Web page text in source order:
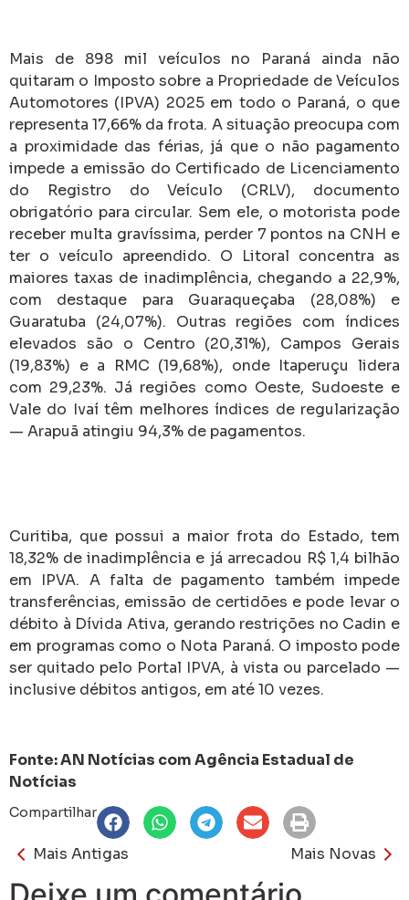
Mais de 898 mil veículos no Paraná ainda não
quitaram o Imposto sobre a Propriedade de Veículos
Automotores (IPVA) 2025 em todo o Paraná, o que
representa 17,66% da frota. A situação preocupa com
a proximidade das férias, já que o não pagamento
impede a emissão do Certificado de Licenciamento
do Registro do Veículo (CRLV), documento
obrigatório para circular. Sem ele, o motorista pode
receber multa gravíssima, perder 7 pontos na CNH e
ter o veículo apreendido. O Litoral concentra as
maiores taxas de inadimplência, chegando a 22,9%,
com destaque para Guaraqueçaba (28,08%) e
Guaratuba (24,07%). Outras regiões com índices
elevados são o Centro (20,31%), Campos Gerais
(19,83%) e a RMC (19,68%), onde Itaperuçu lidera
com 29,23%. Já regiões como Oeste, Sudoeste e
Vale do Ivaí têm melhores índices de regularização
— Arapuã atingiu 94,3% de pagamentos.
Curitiba, que possui a maior frota do Estado, tem
18,32% de inadimplência e já arrecadou R$ 1,4 bilhão
em IPVA. A falta de pagamento também impede
transferências, emissão de certidões e pode levar o
débito à Dívida Ativa, gerando restrições no Cadin e
em programas como o Nota Paraná. O imposto pode
ser quitado pelo Portal IPVA, à vista ou parcelado —
inclusive débitos antigos, em até 10 vezes.
Fonte: AN Notícias com Agência Estadual de
Notícias
Compartilhar
Mais Antigas Mais Novas